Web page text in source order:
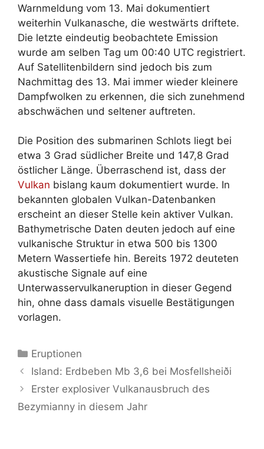
Warnmeldung vom 13. Mai dokumentiert
weiterhin Vulkanasche, die westwärts driftete.
Die letzte eindeutig beobachtete Emission
wurde am selben Tag um 00:40 UTC registriert.
Auf Satellitenbildern sind jedoch bis zum
Nachmittag des 13. Mai immer wieder kleinere
Dampfwolken zu erkennen, die sich zunehmend
abschwächen und seltener auftreten.
Die Position des submarinen Schlots liegt bei
etwa 3 Grad südlicher Breite und 147,8 Grad
östlicher Länge. Überraschend ist, dass der
Vulkan bislang kaum dokumentiert wurde. In
bekannten globalen Vulkan-Datenbanken
erscheint an dieser Stelle kein aktiver Vulkan.
Bathymetrische Daten deuten jedoch auf eine
vulkanische Struktur in etwa 500 bis 1300
Metern Wassertiefe hin. Bereits 1972 deuteten
akustische Signale auf eine
Unterwasservulkaneruption in dieser Gegend
hin, ohne dass damals visuelle Bestätigungen
vorlagen.
Kategorien
Eruptionen
Island: Erdbeben Mb 3,6 bei Mosfellsheiði
Erster explosiver Vulkanausbruch des
Bezymianny in diesem Jahr